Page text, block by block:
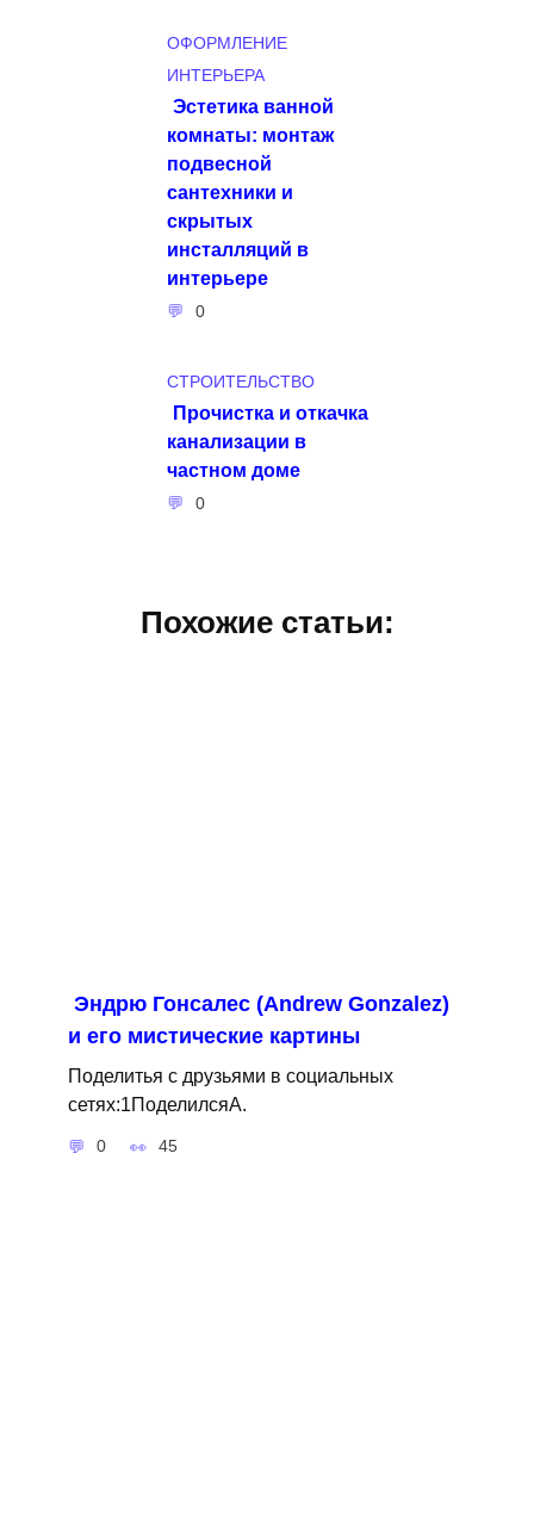
ОФОРМЛЕНИЕ
ИНТЕРЬЕРА
Эстетика ванной
комнаты: монтаж
подвесной
сантехники и
скрытых
инсталляций в
интерьере
0
СТРОИТЕЛЬСТВО
Прочистка и откачка
канализации в
частном доме
0
Похожие статьи:
Эндрю Гонсалес (Andrew Gonzalez)
и его мистические картины
Поделитья с друзьями в социальных
сетях:1ПоделилсяA.
0 45